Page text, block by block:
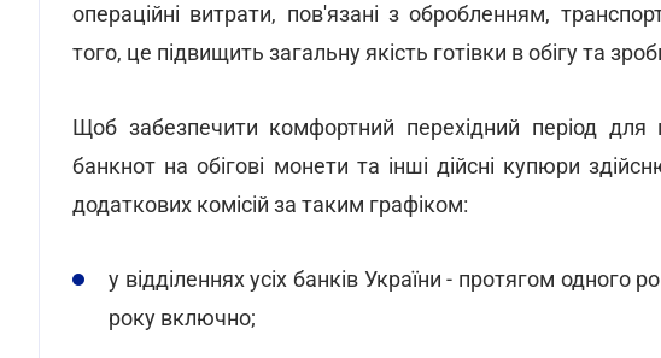
операційні витрати, пов'язані з обробленням,
того, це підвищить загальну якість готівки в обігу та
Щоб забезпечити комфортний перехідний період для
банкнот на обігові монети та інші дійсні купюри
додаткових комісій за таким графіком:
у відділеннях усіх банків України - протягом
року включно;